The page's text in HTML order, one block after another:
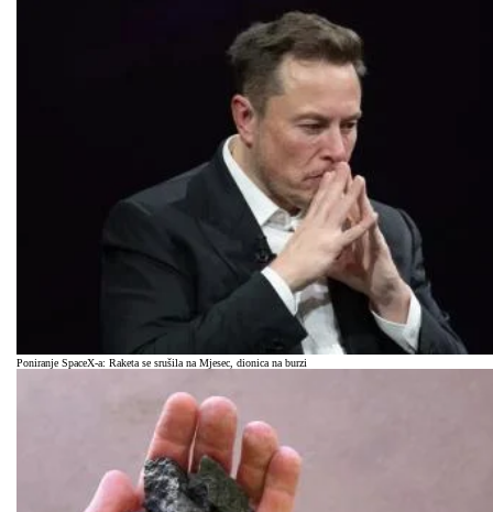
Poniranje SpaceX-a: Raketa se srušila na Mjesec, dionica na burzi